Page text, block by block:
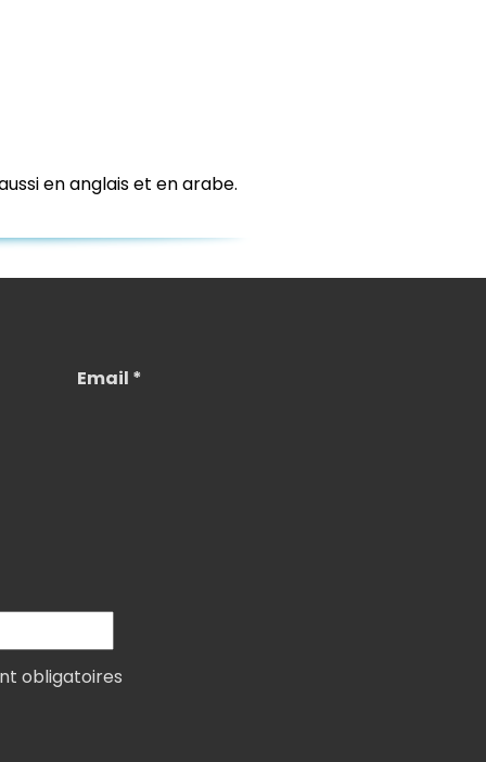
en anglais et en arabe.
Email *
obligatoires